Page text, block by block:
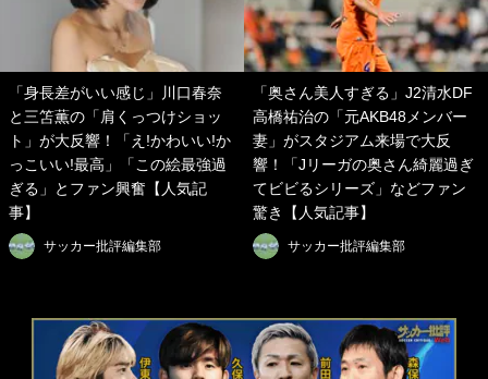
「身長差がいい感じ」川口春奈
と三笘薫の「肩くっつけショッ
ト」が大反響！「え!かわいい!か
っこいい!最高」「この絵最強過
ぎる」とファン興奮【人気記
事】
サッカー批評編集部
「奥さん美人すぎる」J2清水DF
高橋祐治の「元AKB48メンバー
妻」がスタジアム来場で大反
響！「Jリーガの奥さん綺麗過ぎ
てビビるシリーズ」などファン
驚き【人気記事】
サッカー批評編集部